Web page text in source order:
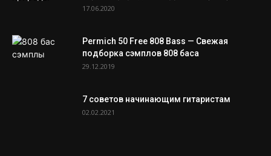
17.06.2020
Permich 50 Free 808 Bass — Свежая
подборка сэмплов 808 баса
29.12.2019
7 советов начинающим гитаристам
02.02.2021